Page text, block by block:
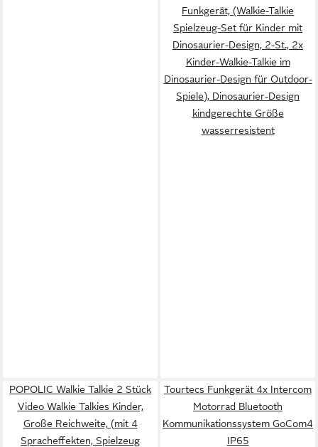
Funkgerät, (Walkie-Talkie
Spielzeug-Set für Kinder mit
Dinosaurier-Design, 2-St., 2x
Kinder-Walkie-Talkie im
Dinosaurier-Design für Outdoor-
Spiele), Dinosaurier-Design
kindgerechte Größe
wasserresistent
POPOLIC Walkie Talkie 2 Stück
Video Walkie Talkies Kinder,
Große Reichweite, (mit 4
Spracheffekten, Spielzeug
Tourtecs Funkgerät 4x Intercom
Motorrad Bluetooth
Kommunikationssystem GoCom4
IP65